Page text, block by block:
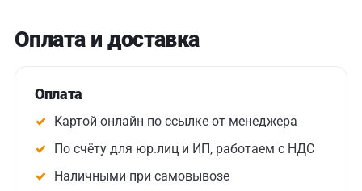
Оплата и доставка
Оплата
Картой онлайн по ссылке от менеджера
По счёту для юр.лиц и ИП, работаем с НДС
Наличными при самовывозе